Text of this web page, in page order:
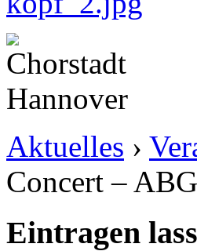
Aktuelles ›
Concert –
Eintragen